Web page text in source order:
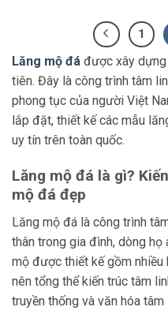
1
Lăng mộ đá được xây dựng
tiên. Đây là công trình tâm
phong tục của người Việt
lắp đặt, thiết kế các mẫu
uy tín trên toàn quốc.
Lăng mộ đá là gì?
mộ đá đẹp
Lăng mộ đá là công trình
thân trong gia đình, dòng họ
mộ được thiết kế gồm
nên tổng thể kiến trúc tâm
truyền thống và văn hóa tâm